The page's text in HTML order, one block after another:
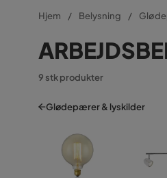
Hjem Belysning
9 stk produkter
Glødepærer & lyskilder